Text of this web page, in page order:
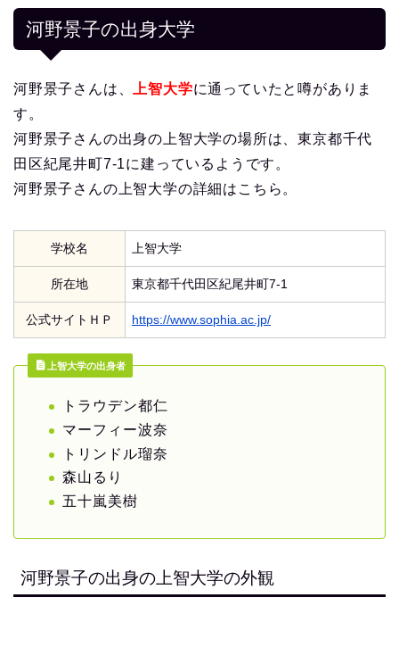
河野景子の出身大学
河野景子さんは、上智大学に通っていたと噂がありま
す。
河野景子さんの出身の上智大学の場所は、東京都千代
田区紀尾井町7-1に建っているようです。
河野景子さんの上智大学の詳細はこちら。
学校名 上智大学
所在地 東京都千代田区紀尾井町7-1
公式サイトＨＰ https://www.sophia.ac.jp/
上智大学の出身者
トラウデン都仁
マーフィー波奈
トリンドル瑠奈
森山るり
五十嵐美樹
河野景子の出身の上智大学の外観